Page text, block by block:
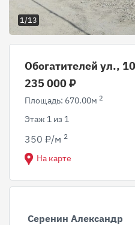
1/13
Обогатителей ул.,
235 000 ₽
Площадь: 670.00м 2
Этаж 1 из 1
350 ₽/м 2
На карте
Серенин Александр